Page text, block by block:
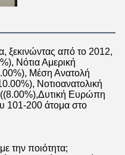
ξεκινώντας από το 2012,
Νότια Αμερική
Μέση Ανατολή
Νοτιοανατολική
((8.00%),Δυτική Ευρώπη
101-200 άτομα στο
την ποιότητα;